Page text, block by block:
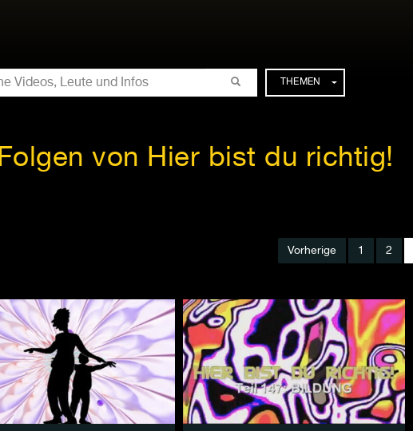
THEMEN
von Hier bist du richtig!
Vorherige 1 2